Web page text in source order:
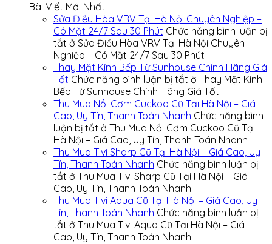
Bài Viết Mới Nhất
Sửa Điều Hòa VRV Tại Hà Nội Chuyên Nghiệp –
Có Mặt 24/7 Sau 30 Phút Chức năng bình luận bị
tắt ở Sửa Điều Hòa VRV Tại Hà Nội Chuyên
Nghiệp – Có Mặt 24/7 Sau 30 Phút
Thay Mặt Kính Bếp Từ Sunhouse Chính Hãng Giá
Tốt Chức năng bình luận bị tắt ở Thay Mặt Kính
Bếp Từ Sunhouse Chính Hãng Giá Tốt
Thu Mua Nồi Cơm Cuckoo Cũ Tại Hà Nội – Giá
Cao, Uy Tín, Thanh Toán Nhanh Chức năng bình
luận bị tắt ở Thu Mua Nồi Cơm Cuckoo Cũ Tại
Hà Nội – Giá Cao, Uy Tín, Thanh Toán Nhanh
Thu Mua Tivi Sharp Cũ Tại Hà Nội – Giá Cao, Uy
Tín, Thanh Toán Nhanh Chức năng bình luận bị
tắt ở Thu Mua Tivi Sharp Cũ Tại Hà Nội – Giá
Cao, Uy Tín, Thanh Toán Nhanh
Thu Mua Tivi Aqua Cũ Tại Hà Nội – Giá Cao, Uy
Tín, Thanh Toán Nhanh Chức năng bình luận bị
tắt ở Thu Mua Tivi Aqua Cũ Tại Hà Nội – Giá
Cao, Uy Tín, Thanh Toán Nhanh